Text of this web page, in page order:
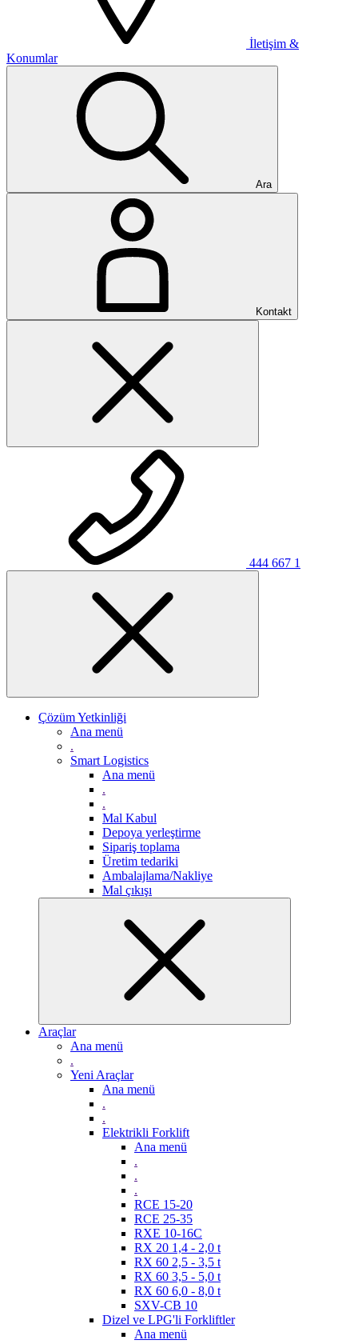
İletişim &
Konumlar
Ara
Kontakt
444 667 1
Çözüm Yetkinliği
Ana menü
.
Smart Logistics
Ana menü
.
.
Mal Kabul
Depoya yerleştirme
Sipariş toplama
Üretim tedariki
Ambalajlama/Nakliye
Mal çıkışı
Araçlar
Ana menü
.
Yeni Araçlar
Ana menü
.
.
Elektrikli Forklift
Ana menü
.
.
.
RCE 15-20
RCE 25-35
RXE 10-16C
RX 20 1,4 - 2,0 t
RX 60 2,5 - 3,5 t
RX 60 3,5 - 5,0 t
RX 60 6,0 - 8,0 t
SXV-CB 10
Dizel ve LPG'li Forkliftler
Ana menü